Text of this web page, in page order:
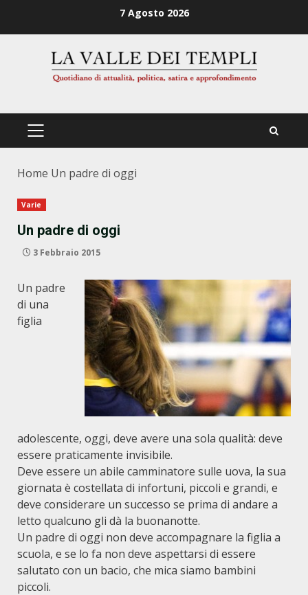
7 Agosto 2026
PRIMÄRES
Home Un padre di oggi
Varie
Un padre di oggi
3 Febbraio 2015
Un padre
di una
figlia
adolescente, oggi, deve avere una sola qualità: deve
essere praticamente invisibile.
Deve essere un abile camminatore sulle uova, la sua
giornata è costellata di infortuni, piccoli e grandi, e
deve considerare un successo se prima di andare a
letto qualcuno gli dà la buonanotte.
Un padre di oggi non deve accompagnare la figlia a
scuola, e se lo fa non deve aspettarsi di essere
salutato con un bacio, che mica siamo bambini
piccoli.